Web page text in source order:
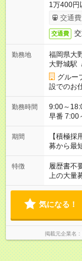
1万400円
交通
交通費
勤務地
福岡県大
大野城駅
グルー
設でのお
勤務時間
9:00～18:00（休憩60分
早番 7:00～
い」 「余
たくない」
の方へ 今
の勤務時
期間
【積極
募から最
特徴 履歴書不
上の大量
気になる！
掲載元企業名